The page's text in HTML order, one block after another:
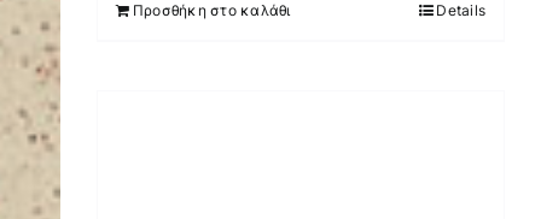
Προσθήκη στο καλάθι Details